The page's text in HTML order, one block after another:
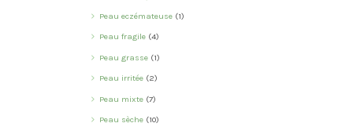
Peau eczémateuse (1)
Peau fragile (4)
Peau grasse (1)
Peau irritée (2)
Peau mixte (7)
Peau sèche (10)